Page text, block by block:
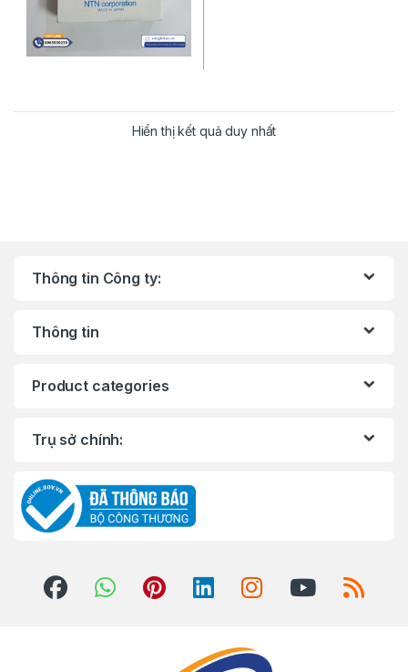
Hiển thị kết quả duy nhất
Thông tin Công ty:
Thông tin
Product categories
Trụ sở chính: